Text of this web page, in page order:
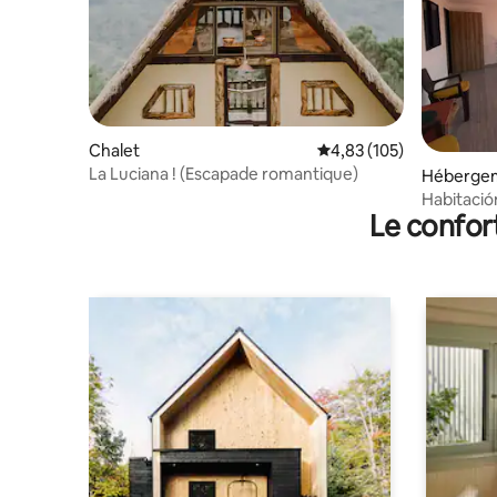
Chalet Évaluation moyenne
4,83 (105)
La Luciana ! (Escapade romantique)
Le